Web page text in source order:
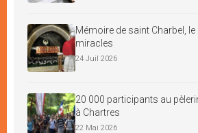
Mémoire de saint Charbel,
miracles
24 Juil 2026
20 000 participants au
à Chartres
22 Mai 2026